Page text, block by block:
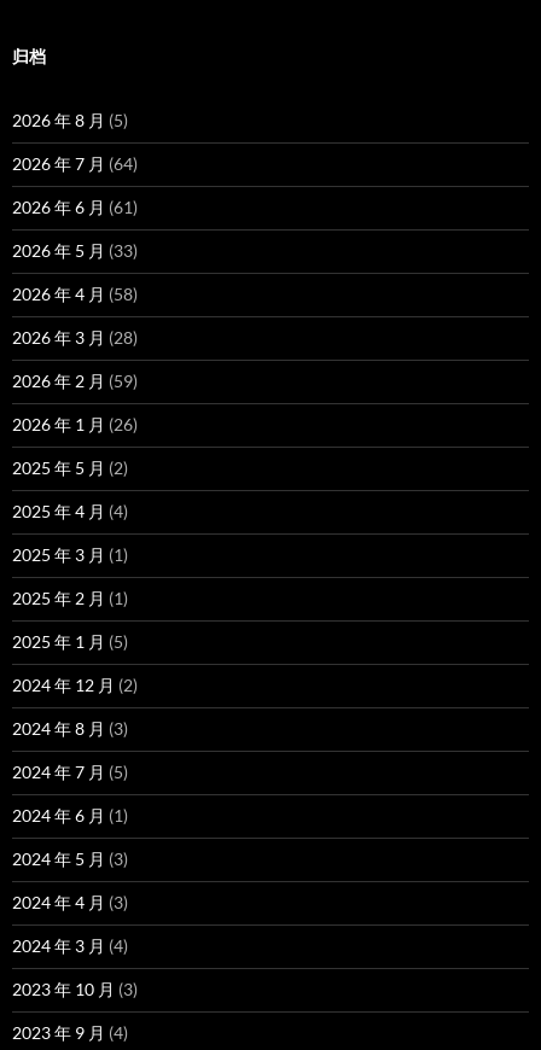
归档
2026 年 8 月 (5)
2026 年 7 月 (64)
2026 年 6 月 (61)
2026 年 5 月 (33)
2026 年 4 月 (58)
2026 年 3 月 (28)
2026 年 2 月 (59)
2026 年 1 月 (26)
2025 年 5 月 (2)
2025 年 4 月 (4)
2025 年 3 月 (1)
2025 年 2 月 (1)
2025 年 1 月 (5)
2024 年 12 月 (2)
2024 年 8 月 (3)
2024 年 7 月 (5)
2024 年 6 月 (1)
2024 年 5 月 (3)
2024 年 4 月 (3)
2024 年 3 月 (4)
2023 年 10 月 (3)
2023 年 9 月 (4)